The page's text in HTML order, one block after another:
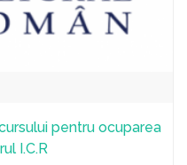
pentru ocuparea
I.C.R